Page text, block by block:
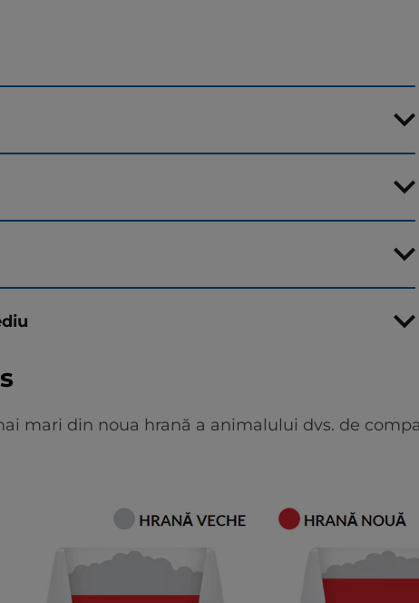
mari din noua hrană a animalului dvs. de